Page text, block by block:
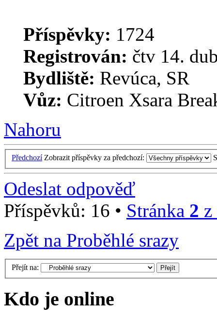
Příspěvky: 1724
Registrován: čtv 14.
Bydliště: Revúca, SR
Vůz: Citroen Xsara
Nahoru
Předchozí Zobrazit příspěvky za předchozí:
Odeslat odpověď
Příspěvků: 16 • Stránka 2 z
Zpět na Proběhlé srazy
Přejít na:
Kdo je online